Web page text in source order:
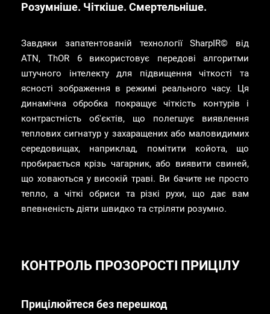
Розумніше. Чіткіше. Смертельніше.
Завдяки запатентованій технології SharpIR© від
ATN, ThOR 6 використовує передові алгоритми
штучного інтелекту для підвищення чіткості та
ясності зображення в режимі реального часу. Ця
динамічна обробка покращує чіткість контурів і
контрастність об'єктів, що полегшує виявлення
теплових сигнатур у захаращених або маловидимих
середовищах, наприклад, помітити койота, що
пробирається крізь чагарник, або виявити свиней,
що ховаються у високій траві. Ви бачите не просто
тепло, а чіткі обриси та різкі рухи, що дає вам
впевненість діяти швидко та стріляти розумно.
КОНТРОЛЬ ПРОЗОРОСТІ ПРИЦІЛУ
Прицілюйтеся без перешкод